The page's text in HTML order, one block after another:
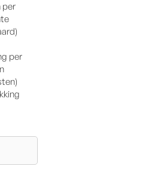
per
per